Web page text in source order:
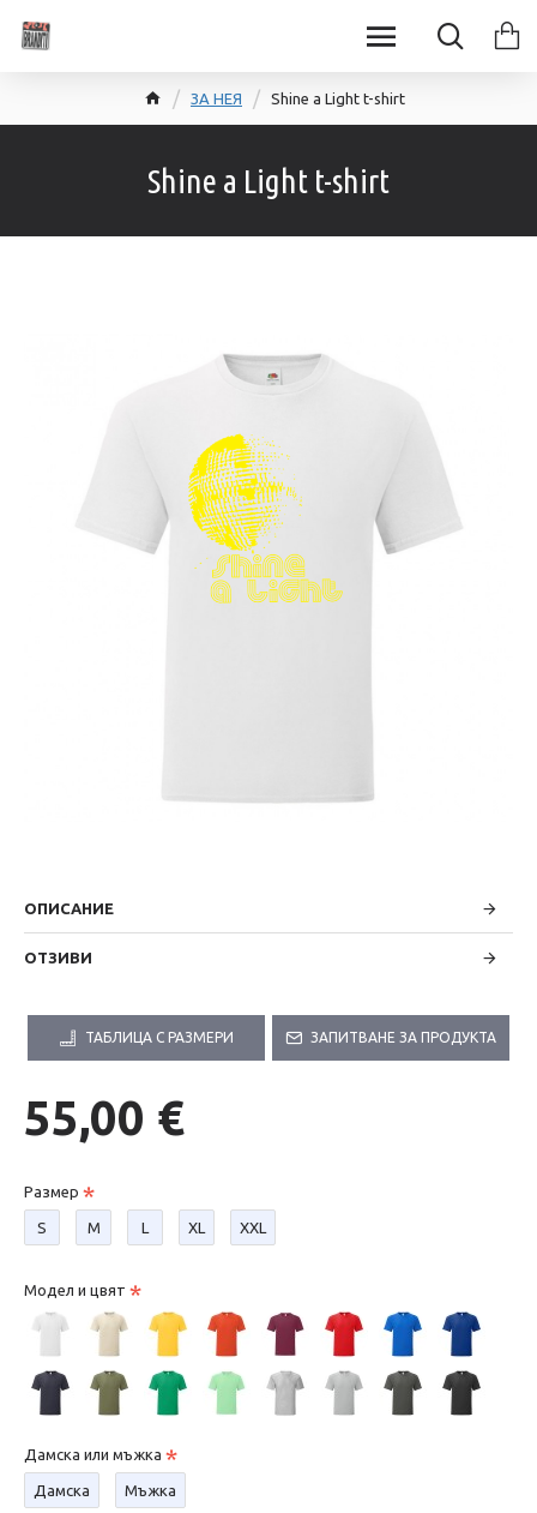
ЗА НЕЯ Shine a Light t-shirt
Shine a Light t-shirt
ОПИСАНИЕ
ОТЗИВИ
ТАБЛИЦА С РАЗМЕРИ ЗАПИТВАНЕ ЗА ПРОДУКТА
55,00 €
Размер
S М L XL XXL
Модел и цвят
Дамска или мъжка
Дамска Мъжка